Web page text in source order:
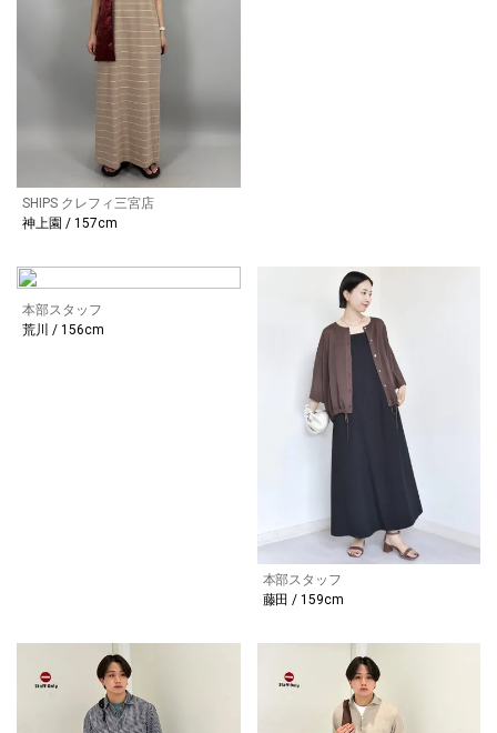
SHIPS クレフィ三宮店
神上園 / 157cm
本部スタッフ
荒川 / 156cm
本部スタッフ
藤田 / 159cm